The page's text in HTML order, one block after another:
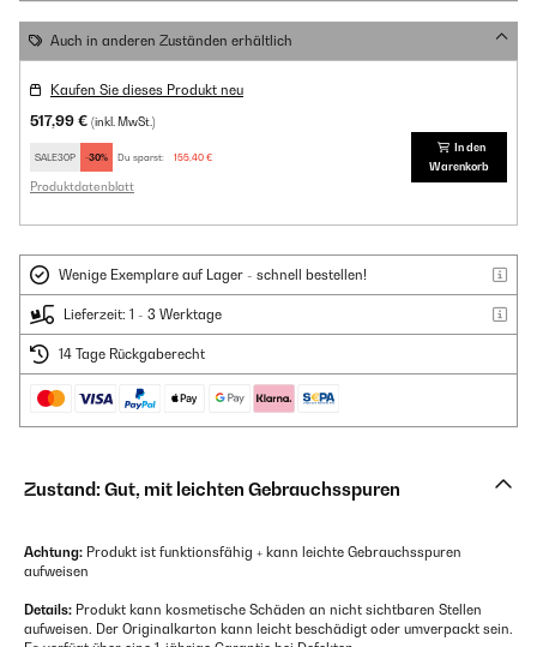
Auch in anderen Zuständen erhältlich
Kaufen Sie dieses Produkt neu
517,99 € (inkl. MwSt.)
SALE30P -30% Du sparst: 155,40 €
Produktdatenblatt
In den
Warenkorb
Wenige Exemplare auf Lager - schnell bestellen!
Lieferzeit: 1 - 3 Werktage
14 Tage Rückgaberecht
Zustand: Gut, mit leichten Gebrauchsspuren
Achtung: Produkt ist funktionsfähig + kann leichte Gebrauchsspuren
aufweisen
Details: Produkt kann kosmetische Schäden an nicht sichtbaren Stellen
aufweisen. Der Originalkarton kann leicht beschädigt oder umverpackt sein.